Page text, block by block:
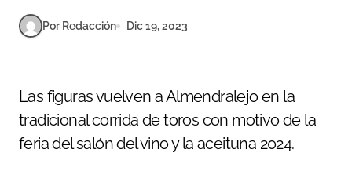
Por Redacción Dic 19, 2023
Las figuras vuelven a Almendralejo en la
tradicional corrida de toros con motivo de la
feria del salón del vino y la aceituna 2024.